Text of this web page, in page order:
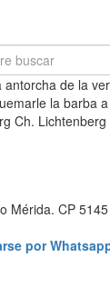
antorcha de la
la barba
Ch. Lichtenberg
Mérida. CP 5145
por